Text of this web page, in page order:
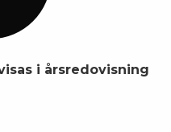
i årsredovisning